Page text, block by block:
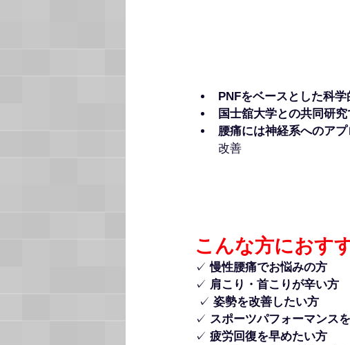
PNFをベースとした科学
国士舘大学との共同研
腰痛には神経系へのア
改善
こんな方におす
✓ 慢性腰痛でお悩みの方
✓ 肩こり・首こりが辛い方
✓ 姿勢を改善したい方
✓ スポーツパフォーマンス
✓ 疲労回復を早めたい方